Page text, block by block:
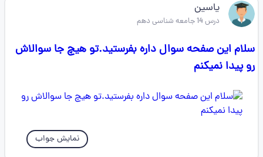
یاسین
درس 14 جامعه شناسی دهم
سلام این صفحه سوال داره بفرستید.تو هیچ جا سوالاش
رو پیدا نمیکنم
نمایش جواب